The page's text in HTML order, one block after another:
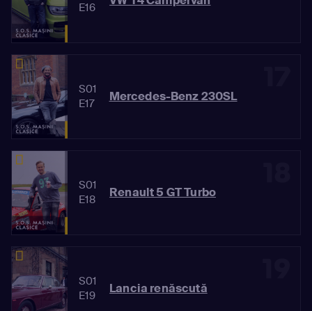
E16
S01
E17
Mercedes-Benz 230SL
S01
E18
Renault 5 GT Turbo
S01
E19
Lancia renăscută